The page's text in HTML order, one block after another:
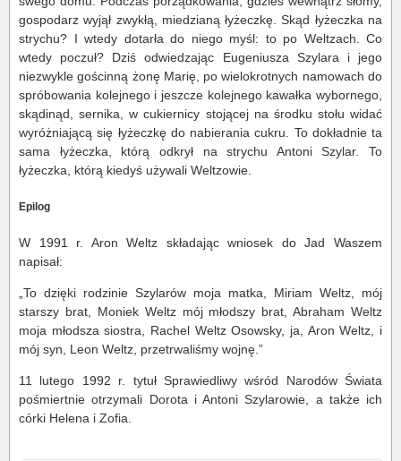
gospodarz wyjął zwykłą, miedzianą łyżeczkę. Skąd łyżeczka na
strychu? I wtedy dotarła do niego myśl: to po Weltzach. Co
wtedy poczuł? Dziś odwiedzając Eugeniusza Szylara i jego
niezwykle gościnną żonę Marię, po wielokrotnych namowach do
spróbowania kolejnego i jeszcze kolejnego kawałka wybornego,
skądinąd, sernika, w cukiernicy stojącej na środku stołu widać
wyróżniającą się łyżeczkę do nabierania cukru. To dokładnie ta
sama łyżeczka, którą odkrył na strychu Antoni Szylar. To
łyżeczka, którą kiedyś używali Weltzowie.
Epilog
W 1991 r. Aron Weltz składając wniosek do Jad Waszem
napisał:
„To dzięki rodzinie Szylarów moja matka, Miriam Weltz, mój
starszy brat, Moniek Weltz mój młodszy brat, Abraham Weltz
moja młodsza siostra, Rachel Weltz Osowsky, ja, Aron Weltz, i
mój syn, Leon Weltz, przetrwaliśmy wojnę.”
11 lutego 1992 r. tytuł Sprawiedliwy wśród Narodów Świata
pośmiertnie otrzymali Dorota i Antoni Szylarowie, a także ich
córki Helena i Zofia.